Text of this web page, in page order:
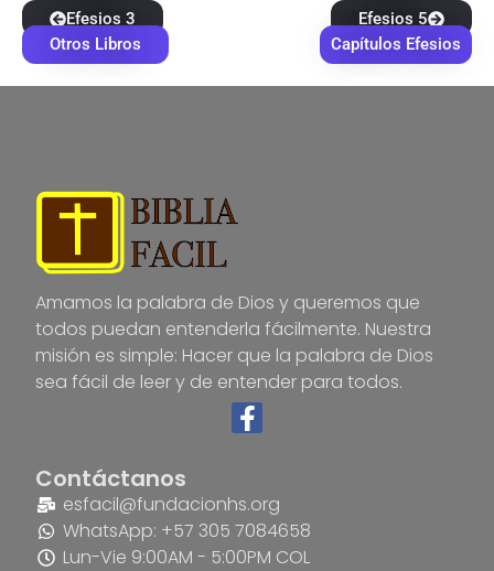
Efesios 3
Efesios 5
Otros Libros
Capítulos Efesios
Amamos la palabra de Dios y queremos que
todos puedan entenderla fácilmente. Nuestra
misión es simple: Hacer que la palabra de Dios
sea fácil de leer y de entender para todos.
Contáctanos
esfacil@fundacionhs.org
WhatsApp: +57 305 7084658
Lun-Vie 9:00AM - 5:00PM COL